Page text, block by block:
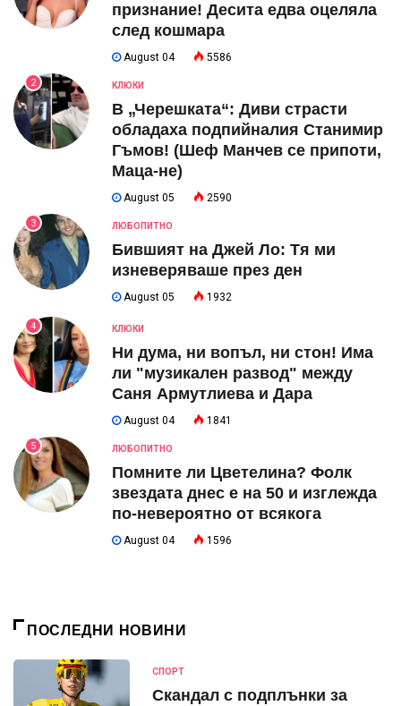
признание! Десита едва оцеляла
след кошмара
August 04 5586
2 КЛЮКИ
В „Черешката“: Диви страсти
обладаха подпийналия Станимир
Гъмов! (Шеф Манчев се припоти,
Маца-не)
August 05 2590
3 ЛЮБОПИТНО
Бившият на Джей Ло: Тя ми
изневеряваше през ден
August 05 1932
4 КЛЮКИ
Ни дума, ни вопъл, ни стон! Има
ли "музикален развод" между
Саня Армутлиева и Дара
August 04 1841
5 ЛЮБОПИТНО
Помните ли Цветелина? Фолк
звездата днес е на 50 и изглежда
по-невероятно от всякога
August 04 1596
ПОСЛЕДНИ НОВИНИ
СПОРТ
Скандал с подплънки за